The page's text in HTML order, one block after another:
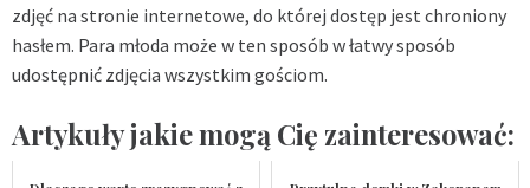
zdjęć na stronie internetowe, do której dostęp jest chroniony
hasłem. Para młoda może w ten sposób w łatwy sposób
udostępnić zdjęcia wszystkim gościom.
Artykuły jakie mogą Cię zainteresować: